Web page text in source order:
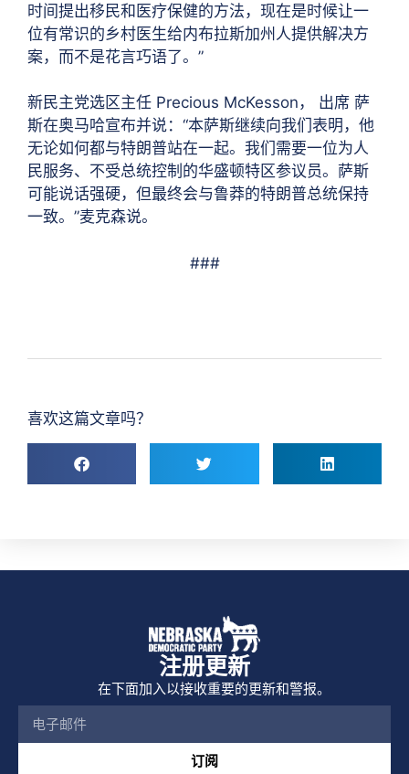
时间提出移民和医疗保健的方法，现在是时候让一
位有常识的乡村医生给内布拉斯加州人提供解决方
案，而不是花言巧语了。”
新民主党选区主任 Precious McKesson， 出席 萨
斯在奥马哈宣布并说：“本萨斯继续向我们表明，他
无论如何都与特朗普站在一起。我们需要一位为人
民服务、不受总统控制的华盛顿特区参议员。萨斯
可能说话强硬，但最终会与鲁莽的特朗普总统保持
一致。”麦克森说。
###
喜欢这篇文章吗？
注册更新
在下面加入以接收重要的更新和警报。
订阅